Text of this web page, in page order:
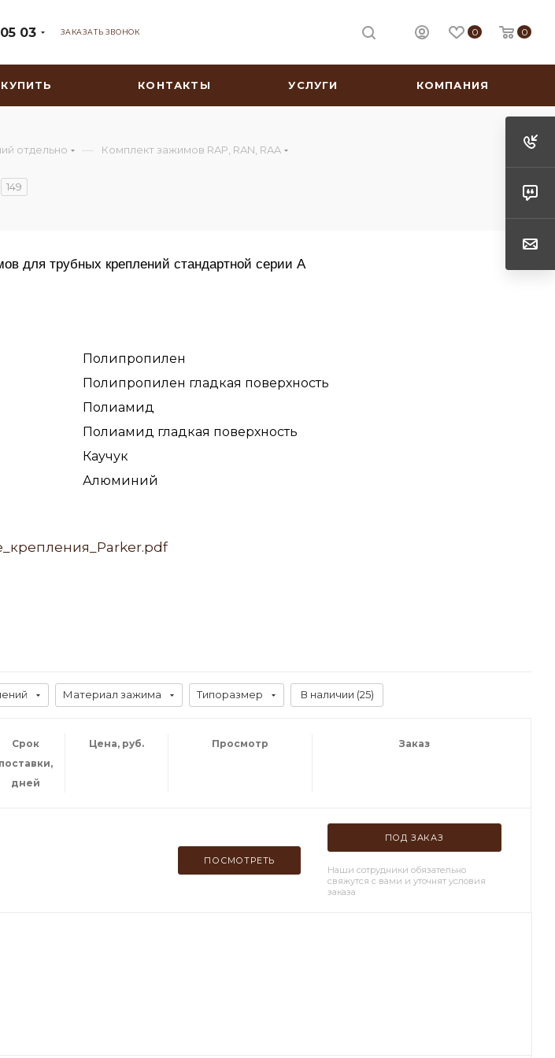
03 ЗАКАЗАТЬ ЗВОНОК 0 0
КОНТАКТЫ УСЛУГИ КОМПАНИЯ
отдельно — Комплект зажимов RAP, RAN, RAA
149
для трубных креплений стандартной серии A
Полипропилен
Полипропилен гладкая поверхность
Полиамид
Полиамид гладкая поверхность
Каучук
Алюминий
Материал зажима Типоразмер В наличии (25)
Срок
поставки,
дней
Цена, руб. Просмотр Заказ
ПОСМОТРЕТЬ
ПОД ЗАКАЗ
Наши сотрудники обязательно
свяжутся с вами и уточнят условия
заказа